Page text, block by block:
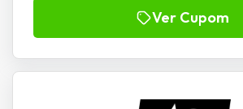
Ver Cupom